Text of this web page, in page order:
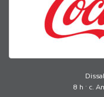
8 h · c.